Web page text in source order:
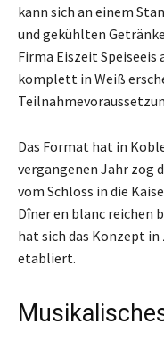
kann sich an einem
und gekühlten
Firma Eiszeit Speiseeis
komplett in Weiß
Das Format hat in
vergangenen Jahr zog
vom Schloss in die
Dîner en blanc reichen
hat sich das Konzept
etabliert.